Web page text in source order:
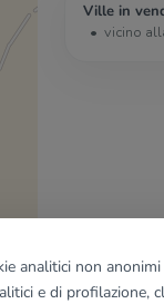
Ville in
vicino
analitici non
e di profilazione,